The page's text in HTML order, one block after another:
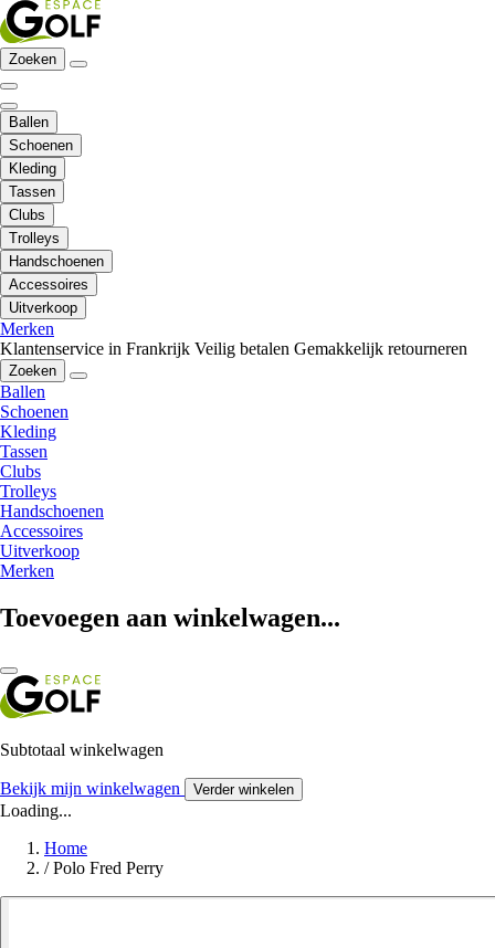
Zoeken
Ballen
Schoenen
Kleding
Tassen
Clubs
Trolleys
Handschoenen
Accessoires
Uitverkoop
Merken
Klantenservice in Frankrijk Veilig betalen Gemakkelijk retourneren
Zoeken
Ballen
Schoenen
Kleding
Tassen
Clubs
Trolleys
Handschoenen
Accessoires
Uitverkoop
Merken
Toevoegen aan winkelwagen...
Subtotaal winkelwagen
Bekijk mijn winkelwagen Verder winkelen
Loading...
Home
/ Polo Fred Perry